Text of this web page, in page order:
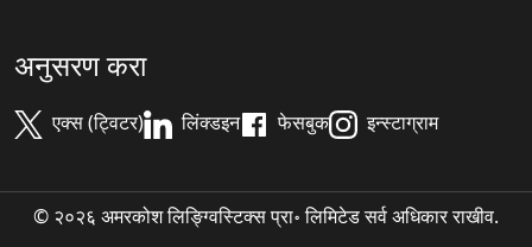
अनुसरण करा
एक्स (ट्विटर) लिंक्डइन फेसबुक इन्स्टाग्राम
© २०२६ अमरकोश लिङ्ग्विस्टिक्स प्रा॰ लिमिटेड सर्व अधिकार राखीव.